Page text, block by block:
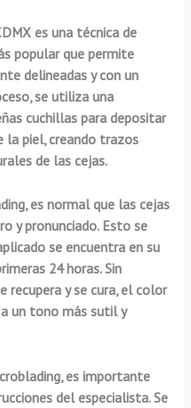
es una técnica de
popular que permite
delineadas y con un
se utiliza una
cuchillas para depositar
la piel, creando trazos
de las cejas.
es normal que las cejas
y pronunciado. Esto se
se encuentra en su
24 horas. Sin
recupera y se cura, el color
un tono más sutil y
es importante
del especialista. Se